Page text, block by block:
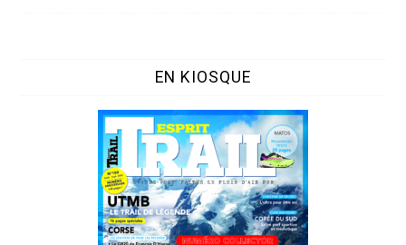
EN KIOSQUE